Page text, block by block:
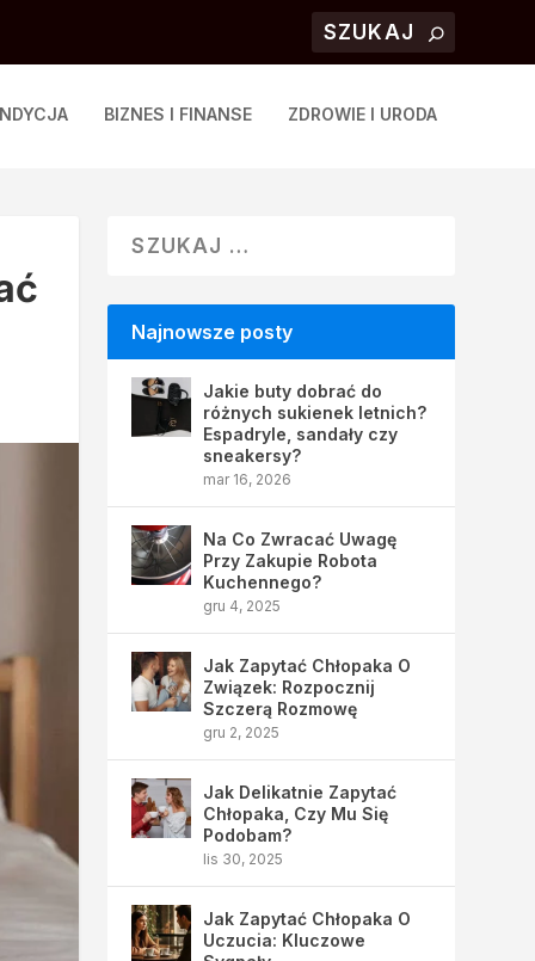
BIZNES I FINANSE ZDROWIE I URODA
Najnowsze posty
Jakie buty dobrać do
różnych sukienek letnich?
Espadryle, sandały czy
sneakersy?
mar 16, 2026
Na Co Zwracać Uwagę
Przy Zakupie Robota
Kuchennego?
gru 4, 2025
Jak Zapytać Chłopaka O
Związek: Rozpocznij
Szczerą Rozmowę
gru 2, 2025
Jak Delikatnie Zapytać
Chłopaka, Czy Mu Się
Podobam?
lis 30, 2025
Jak Zapytać Chłopaka O
Uczucia: Kluczowe